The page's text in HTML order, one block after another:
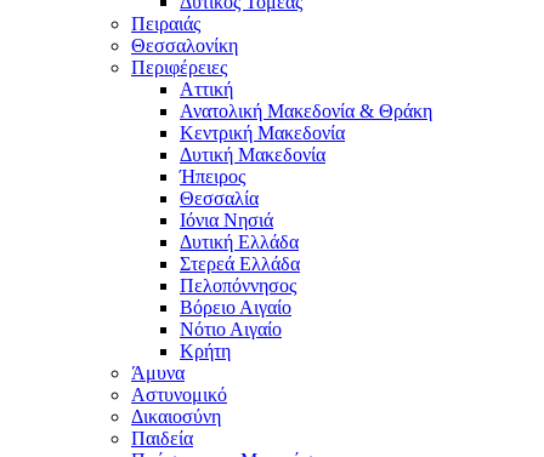
Πειραιάς
Θεσσαλονίκη
Περιφέρειες
Αττική
Ανατολική Μακεδονία & Θράκη
Κεντρική Μακεδονία
Δυτική Μακεδονία
Ήπειρος
Θεσσαλία
Ιόνια Νησιά
Δυτική Ελλάδα
Στερεά Ελλάδα
Πελοπόννησος
Βόρειο Αιγαίο
Νότιο Αιγαίο
Κρήτη
Άμυνα
Αστυνομικό
Δικαιοσύνη
Παιδεία